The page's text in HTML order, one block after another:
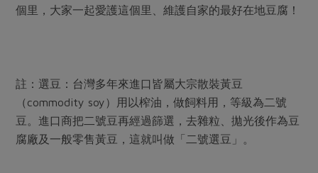
個里，大家一起愛護這個里、維護自家的最好在地豆腐！
註：選豆：台灣多年來進口皆屬大宗散裝黃豆
（commodity soy）用以榨油，做飼料用，等級為二號
豆。進口商把二號豆再經過篩選，去雜粒、拋光後作為豆
腐廠及一般零售黃豆，這就叫做「二號選豆」。